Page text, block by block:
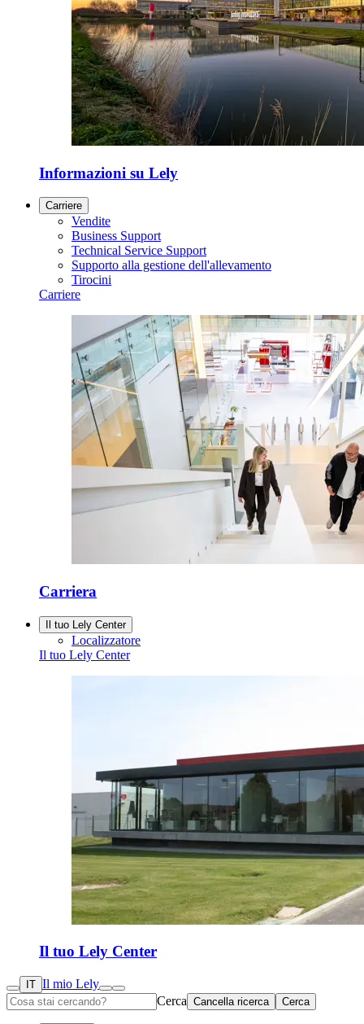
Informazioni su Lely
Carriere
Vendite
Business Support
Technical Service Support
Supporto alla gestione dell'allevamento
Tirocini
Carriere
Carriera
Il tuo Lely Center
Localizzatore
Il tuo Lely Center
Il tuo Lely Center
IT Il mio Lely
Cerca Cancella ricerca Cerca